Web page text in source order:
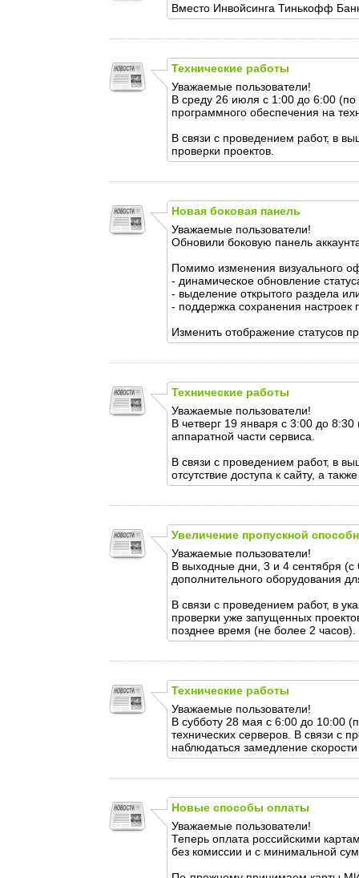
Вместо Инвойсинга Тинькофф
Технические работы
Уважаемые пользователи!
В среду 26 июля с 1:00 до 6:00
программного обеспечения на
В связи с проведением работ, в
проверки проектов.
Новая боковая панель
Уважаемые пользователи!
Обновили боковую панель
Помимо изменения визуального
- динамическое обновление
- выделение открытого раздела
- поддержка сохранения настроек
Изменить отображение статусов
Технические работы
Уважаемые пользователи!
В четверг 19 января с 3:00 до
аппаратной части сервиса.
В связи с проведением работ, в
отсутствие доступа к сайту, а
Увеличение пропускной
Уважаемые пользователи!
В выходные дни, 3 и 4 сентября
дополнительного оборудования
В связи с проведением работ, в
проверки уже запущенных
позднее время (не более 2 часов).
Технические работы
Уважаемые пользователи!
В субботу 28 мая с 6:00 до 10:00
технических серверов. В связи с
наблюдаться замедление
Новые способы оплаты
Уважаемые пользователи!
Теперь оплата российскими
без комиссии и с минимальной